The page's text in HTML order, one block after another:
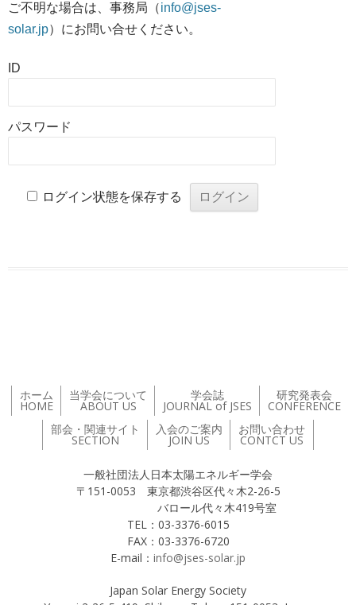
ご不明な場合は、事務局（info@jses-
solar.jp）にお問い合せください。
ID
パスワード
ログイン状態を保存する
ホーム
HOME
当学会について
ABOUT US
学会誌
JOURNAL of JSES
研究発表会
CONFERENCE
部会・関連サイト
SECTION
入会のご案内
JOIN US
お問い合わせ
CONTCT US
一般社団法人日本太陽エネルギー学会
〒151-0053 東京都渋谷区代々木2-26-5
バロール代々木419号室
TEL：03-3376-6015
FAX：03-3376-6720
E-mail： info@jses-solar.jp
Japan Solar Energy Society